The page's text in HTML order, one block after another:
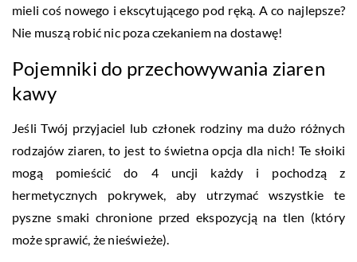
mieli coś nowego i ekscytującego pod ręką. A co najlepsze?
Nie muszą robić nic poza czekaniem na dostawę!
Pojemniki do przechowywania ziaren
kawy
Jeśli Twój przyjaciel lub członek rodziny ma dużo różnych
rodzajów ziaren, to jest to świetna opcja dla nich! Te słoiki
mogą pomieścić do 4 uncji każdy i pochodzą z
hermetycznych pokrywek, aby utrzymać wszystkie te
pyszne smaki chronione przed ekspozycją na tlen (który
może sprawić, że nieświeże).